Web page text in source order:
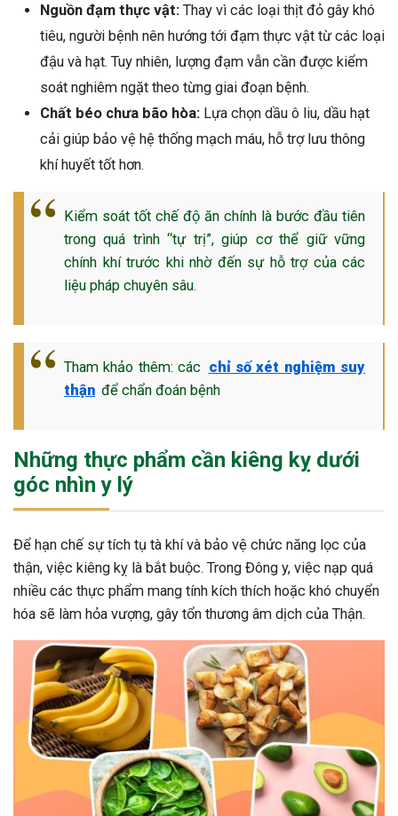
Nguồn đạm thực vật: Thay vì các loại thịt đỏ gây khó
tiêu, người bệnh nên hướng tới đạm thực vật từ các loại
đậu và hạt. Tuy nhiên, lượng đạm vẫn cần được kiểm
soát nghiêm ngặt theo từng giai đoạn bệnh.
Chất béo chưa bão hòa: Lựa chọn dầu ô liu, dầu hạt
cải giúp bảo vệ hệ thống mạch máu, hỗ trợ lưu thông
khí huyết tốt hơn.
Kiểm soát tốt chế độ ăn chính là bước đầu tiên
trong quá trình “tự trị”, giúp cơ thể giữ vững
chính khí trước khi nhờ đến sự hỗ trợ của các
liệu pháp chuyên sâu.
Tham khảo thêm: các chỉ số xét nghiệm suy
thận để chẩn đoán bệnh
Những thực phẩm cần kiêng kỵ dưới
góc nhìn y lý
Để hạn chế sự tích tụ tà khí và bảo vệ chức năng lọc của
thận, việc kiêng kỵ là bắt buộc. Trong Đông y, việc nạp quá
nhiều các thực phẩm mang tính kích thích hoặc khó chuyển
hóa sẽ làm hỏa vượng, gây tổn thương âm dịch của Thận.